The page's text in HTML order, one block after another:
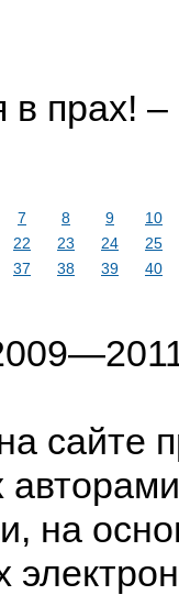
прах!
7 8 9
10
22 23 24
25
37 38 39 40
сайте
на